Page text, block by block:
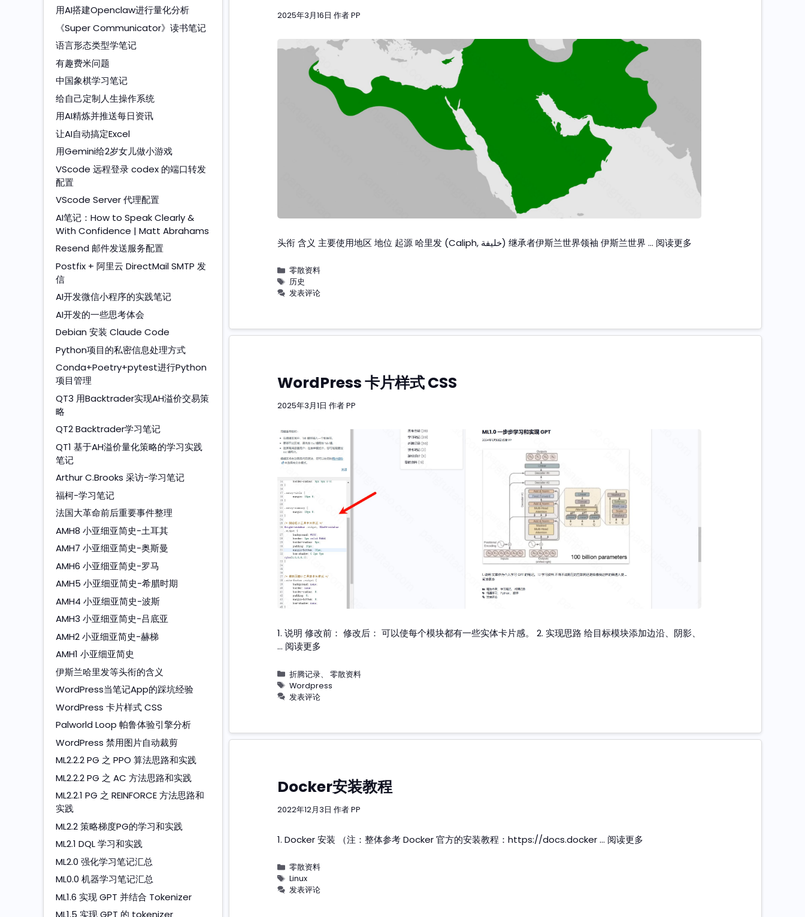
2025年3月16日 作者PP
头衔 含义 主要使用地区 地位 起源 哈里发 (Caliph, خليفة) 继承者伊斯兰世界领袖 伊斯兰世界 … 阅读更多
分
类
零散资料
标
签
历史
发表评论
WordPress 卡片样式 CSS
2025年3月1日 作者PP
1. 说明 修改前： 修改后： 可以使每个模块都有一些实体卡片感。 2. 实现思路 给目标模块添加边沿、阴影、
… 阅读更多
分
类
折腾记录、零散资料
标
签
Wordpress
发表评论
Docker安装教程
2022年12月3日 作者PP
1. Docker 安装 （注：整体参考 Docker 官方的安装教程：https://docs.docker … 阅读更多
分
类
零散资料
标
签
Linux
发表评论
用AI搭建Openclaw进行量化分析
《Super Communicator》读书笔记
语言形态类型学笔记
有趣费米问题
中国象棋学习笔记
给自己定制人生操作系统
用AI精炼并推送每日资讯
让AI自动搞定Excel
用Gemini给2岁女儿做小游戏
VScode 远程登录 codex 的端口转发
配置
VScode Server 代理配置
AI笔记：How to Speak Clearly &
With Confidence | Matt Abrahams
Resend 邮件发送服务配置
Postfix + 阿里云 DirectMail SMTP 发
信
AI开发微信小程序的实践笔记
AI开发的一些思考体会
Debian 安装 Claude Code
Python项目的私密信息处理方式
Conda+Poetry+pytest进行Python
项目管理
QT3 用Backtrader实现AH溢价交易策
略
QT2 Backtrader学习笔记
QT1 基于AH溢价量化策略的学习实践
笔记
Arthur C.Brooks 采访-学习笔记
福柯-学习笔记
法国大革命前后重要事件整理
AMH8 小亚细亚简史-土耳其
AMH7 小亚细亚简史-奥斯曼
AMH6 小亚细亚简史-罗马
AMH5 小亚细亚简史-希腊时期
AMH4 小亚细亚简史-波斯
AMH3 小亚细亚简史-吕底亚
AMH2 小亚细亚简史-赫梯
AMH1 小亚细亚简史
伊斯兰哈里发等头衔的含义
WordPress当笔记App的踩坑经验
WordPress 卡片样式 CSS
Palworld Loop 帕鲁体验引擎分析
WordPress 禁用图片自动裁剪
ML2.2.2 PG 之 PPO 算法思路和实践
ML2.2.2 PG 之 AC 方法思路和实践
ML2.2.1 PG 之 REINFORCE 方法思路和
实践
ML2.2 策略梯度PG的学习和实践
ML2.1 DQL 学习和实践
ML2.0 强化学习笔记汇总
ML0.0 机器学习笔记汇总
ML1.6 实现 GPT 并结合 Tokenizer
ML1.5 实现 GPT 的 tokenizer